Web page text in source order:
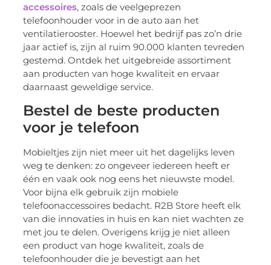
accessoires, zoals de veelgeprezen
telefoonhouder voor in de auto aan het
ventilatierooster. Hoewel het bedrijf pas zo’n drie
jaar actief is, zijn al ruim 90.000 klanten tevreden
gestemd. Ontdek het uitgebreide assortiment
aan producten van hoge kwaliteit en ervaar
daarnaast geweldige service.
Bestel de beste producten
voor je telefoon
Mobieltjes zijn niet meer uit het dagelijks leven
weg te denken: zo ongeveer iedereen heeft er
één en vaak ook nog eens het nieuwste model.
Voor bijna elk gebruik zijn mobiele
telefoonaccessoires bedacht. R2B Store heeft elk
van die innovaties in huis en kan niet wachten ze
met jou te delen. Overigens krijg je niet alleen
een product van hoge kwaliteit, zoals de
telefoonhouder die je bevestigt aan het